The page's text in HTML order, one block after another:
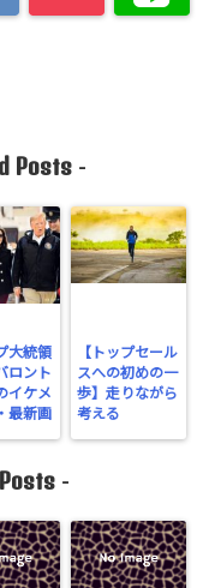
Posts-
大統領
ロント
イケメ
最新画
【トップセール
スへの初めの一
歩】走りながら
考える
-